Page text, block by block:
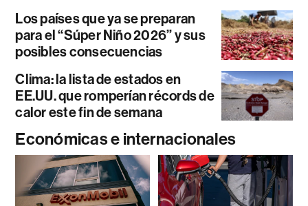
Los países que ya se preparan
para el “Súper Niño 2026” y sus
posibles consecuencias
Clima: la lista de estados en
EE.UU. que romperían récords de
calor este fin de semana
Económicas e internacionales